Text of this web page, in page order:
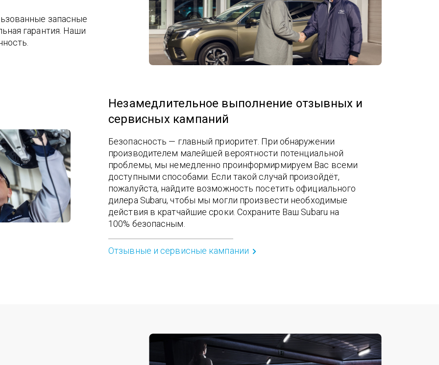
запасные
гарантия. Наши
Незамедлительное выполнение отзывных и
сервисных кампаний
Безопасность — главный приоритет. При обнаружении
производителем малейшей вероятности потенциальной
проблемы, мы немедленно проинформирмируем Вас всеми
доступными способами. Если такой случай произойдёт,
пожалуйста, найдите возможность посетить официального
дилера Subaru, чтобы мы могли произвести необходимые
действия в кратчайшие сроки. Сохраните Ваш Subaru на
100% безопасным.
Отзывные и сервисные кампании